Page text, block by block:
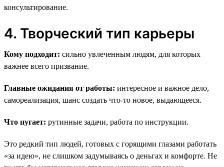
консультирование.
4. Творческий тип карьеры
Кому подходит: сильно увлеченным людям, для которых
важнее всего призвание.
Главные ожидания от работы: интересное и важное дело,
самореализация, шанс создать что-то новое, выдающееся.
Что пугает: рутинные задачи, работа по инструкции.
Это редкий тип людей, готовых с горящими глазами работать
«за идею», не слишком задумываясь о деньгах и комфорте. Не